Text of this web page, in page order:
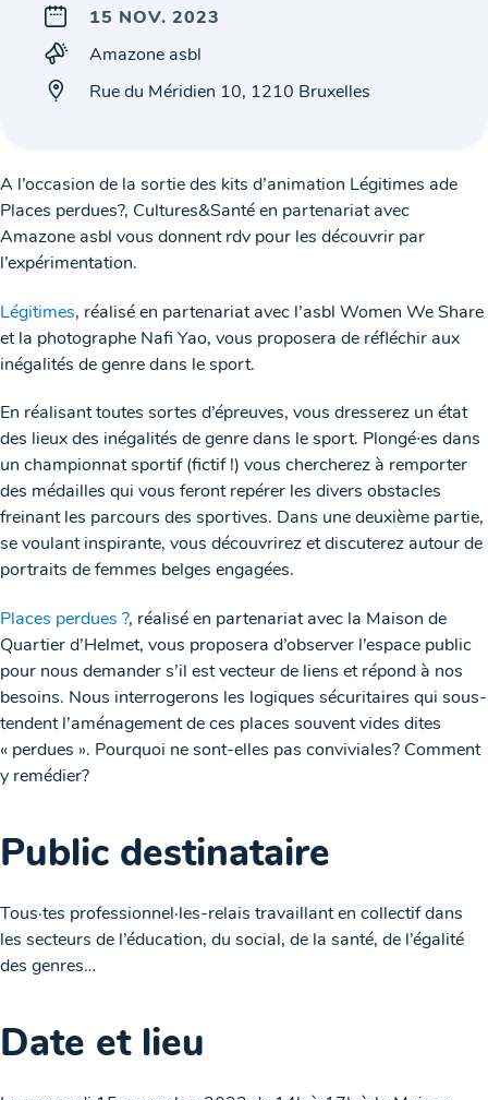
15 NOV. 2023
Amazone asbl
Rue du Méridien 10, 1210 Bruxelles
A l’occasion de la sortie des kits d’animation Légitimes ade
Places perdues?, Cultures&Santé en partenariat avec
Amazone asbl vous donnent rdv pour les découvrir par
l’expérimentation.
Légitimes, réalisé en partenariat avec l’asbl Women We Share
et la photographe Nafi Yao, vous proposera de réfléchir aux
inégalités de genre dans le sport.
En réalisant toutes sortes d’épreuves, vous dresserez un état
des lieux des inégalités de genre dans le sport. Plongé∙es dans
un championnat sportif (fictif !) vous chercherez à remporter
des médailles qui vous feront repérer les divers obstacles
freinant les parcours des sportives. Dans une deuxième partie,
se voulant inspirante, vous découvrirez et discuterez autour de
portraits de femmes belges engagées.
Places perdues ?, réalisé en partenariat avec la Maison de
Quartier d’Helmet, vous proposera d’observer l’espace public
pour nous demander s’il est vecteur de liens et répond à nos
besoins. Nous interrogerons les logiques sécuritaires qui sous-
tendent l’aménagement de ces places souvent vides dites
« perdues ». Pourquoi ne sont-elles pas conviviales? Comment
y remédier?
Public destinataire
Tous·tes professionnel·les-relais travaillant en collectif dans
les secteurs de l’éducation, du social, de la santé, de l’égalité
des genres…
Date et lieu